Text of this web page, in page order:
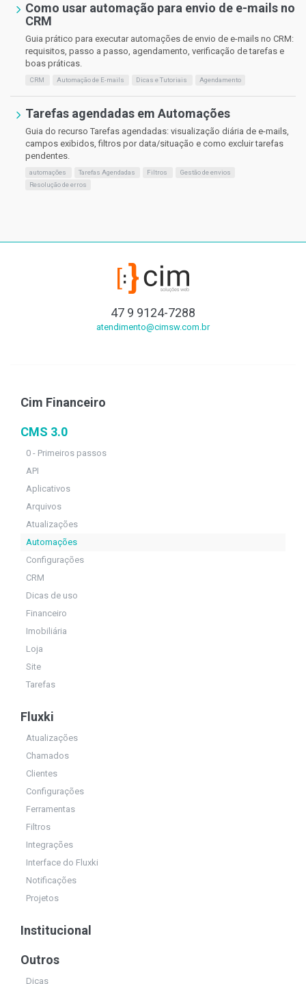
Como usar automação para envio de e-mails no
CRM
Guia prático para executar automações de envio de e-mails no CRM:
requisitos, passo a passo, agendamento, verificação de tarefas e
boas práticas.
CRM Automação de E-mails Dicas e Tutoriais Agendamento
Tarefas agendadas em Automações
Guia do recurso Tarefas agendadas: visualização diária de e-mails,
campos exibidos, filtros por data/situação e como excluir tarefas
pendentes.
automações Tarefas Agendadas Filtros
Gestão de envios
Resolução de erros
47 9 9124-7288
atendimento@cimsw.com.br
Cim Financeiro
CMS 3.0
0 - Primeiros passos
API
Aplicativos
Arquivos
Atualizações
Automações
Configurações
CRM
Dicas de uso
Financeiro
Imobiliária
Loja
Site
Tarefas
Fluxki
Atualizações
Chamados
Clientes
Configurações
Ferramentas
Filtros
Integrações
Interface do Fluxki
Notificações
Projetos
Institucional
Outros
Dicas